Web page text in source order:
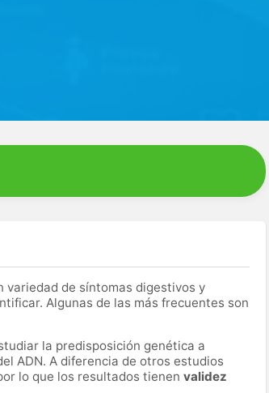
variedad de síntomas digestivos y
Algunas de las más frecuentes son
la predisposición genética a
ADN. A diferencia de otros estudios
lo que los resultados tienen validez